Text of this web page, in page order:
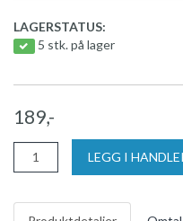
LAGERSTATUS:
5 stk. på lager
189,-
LEGG I